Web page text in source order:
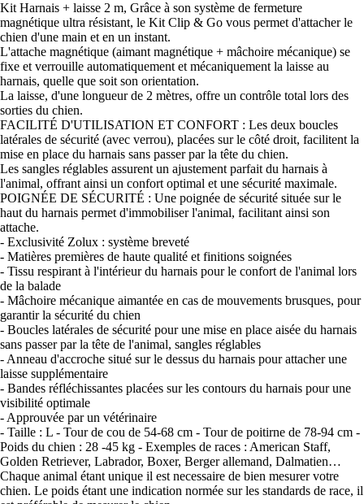
Kit Harnais + laisse 2 m, Grâce à son système de fermeture
magnétique ultra résistant, le Kit Clip & Go vous permet d'attacher le
chien d'une main et en un instant.
L'attache magnétique (aimant magnétique + mâchoire mécanique) se
fixe et verrouille automatiquement et mécaniquement la laisse au
harnais, quelle que soit son orientation.
La laisse, d'une longueur de 2 mètres, offre un contrôle total lors des
sorties du chien.
FACILITÉ D'UTILISATION ET CONFORT : Les deux boucles
latérales de sécurité (avec verrou), placées sur le côté droit, facilitent la
mise en place du harnais sans passer par la tête du chien.
Les sangles réglables assurent un ajustement parfait du harnais à
l'animal, offrant ainsi un confort optimal et une sécurité maximale.
POIGNÉE DE SÉCURITÉ : Une poignée de sécurité située sur le
haut du harnais permet d'immobiliser l'animal, facilitant ainsi son
attache.
- Exclusivité Zolux : système breveté
- Matières premières de haute qualité et finitions soignées
- Tissu respirant à l'intérieur du harnais pour le confort de l'animal lors
de la balade
- Mâchoire mécanique aimantée en cas de mouvements brusques, pour
garantir la sécurité du chien
- Boucles latérales de sécurité pour une mise en place aisée du harnais
sans passer par la tête de l'animal, sangles réglables
- Anneau d'accroche situé sur le dessus du harnais pour attacher une
laisse supplémentaire
- Bandes réfléchissantes placées sur les contours du harnais pour une
visibilité optimale
- Approuvée par un vétérinaire
- Taille : L - Tour de cou de 54-68 cm - Tour de poitirne de 78-94 cm -
Poids du chien : 28 -45 kg - Exemples de races : American Staff,
Golden Retriever, Labrador, Boxer, Berger allemand, Dalmatien…
Chaque animal étant unique il est necessaire de bien mesurer votre
chien. Le poids étant une indication normée sur les standards de race, il